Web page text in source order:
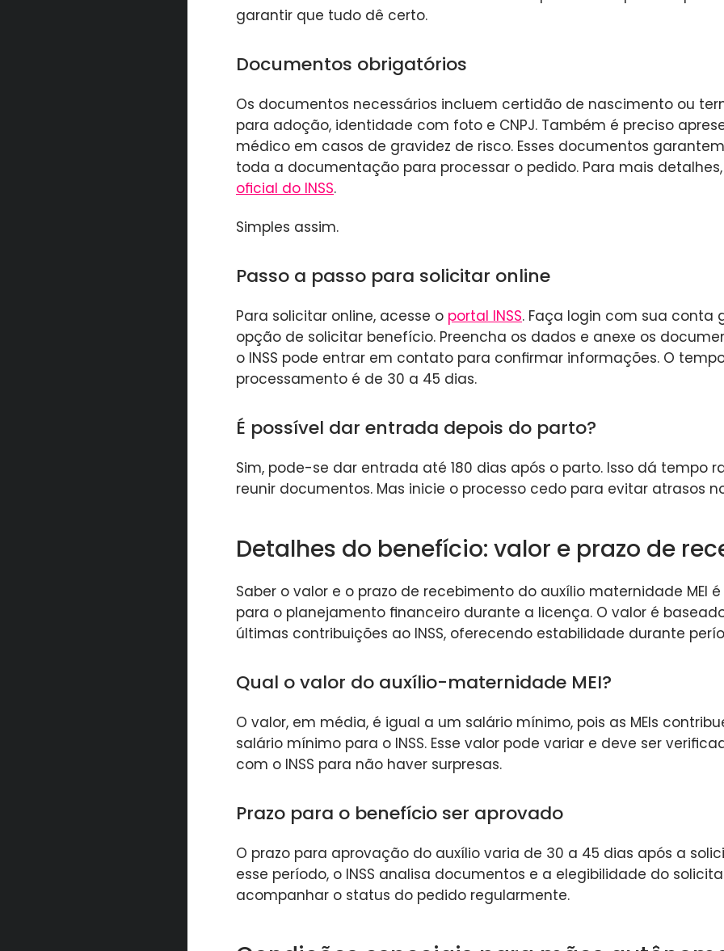
garantir que tudo dê certo.
Documentos obrigatórios
Os documentos necessários incluem certidão de nascimento ou
para adoção, identidade com foto e CNPJ. Também é preciso
médico em casos de gravidez de risco. Esses documentos
toda a documentação para processar o pedido. Para mais
oficial do INSS.
Simples assim.
Passo a passo para solicitar online
Para solicitar online, acesse o portal INSS. Faça login com sua conta
opção de solicitar benefício. Preencha os dados e anexe os
o INSS pode entrar em contato para confirmar informações. O
processamento é de 30 a 45 dias.
É possível dar entrada depois do parto?
Sim, pode-se dar entrada até 180 dias após o parto. Isso dá tempo
reunir documentos. Mas inicie o processo cedo para evitar atrasos
Detalhes do benefício: valor e prazo de
Saber o valor e o prazo de recebimento do auxílio maternidade MEI
para o planejamento financeiro durante a licença. O valor é
últimas contribuições ao INSS, oferecendo estabilidade durante
Qual o valor do auxílio-maternidade MEI?
O valor, em média, é igual a um salário mínimo, pois as MEIs
salário mínimo para o INSS. Esse valor pode variar e deve ser
com o INSS para não haver surpresas.
Prazo para o benefício ser aprovado
O prazo para aprovação do auxílio varia de 30 a 45 dias após a
esse período, o INSS analisa documentos e a elegibilidade do
acompanhar o status do pedido regularmente.